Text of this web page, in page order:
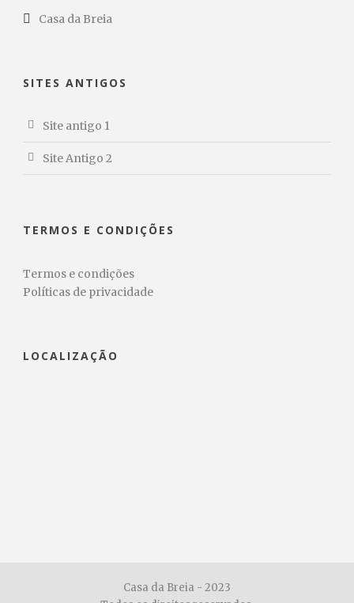
Casa da Breia
SITES ANTIGOS
Site antigo 1
Site Antigo 2
TERMOS E CONDIÇÕES
Termos e condições
Políticas de privacidade
LOCALIZAÇÃO
Casa da Breia - 2023